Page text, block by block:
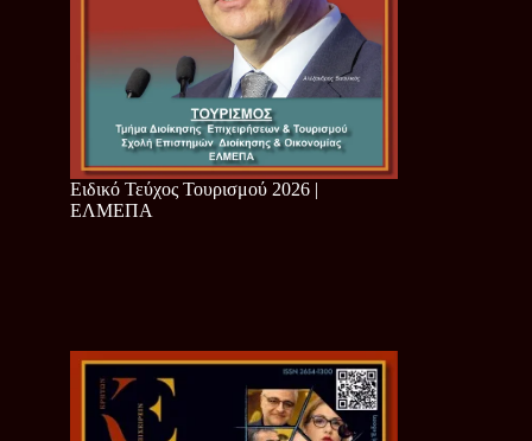
Ειδικό Τεύχος Τουρισμού 2026 |
ΕΛΜΕΠΑ